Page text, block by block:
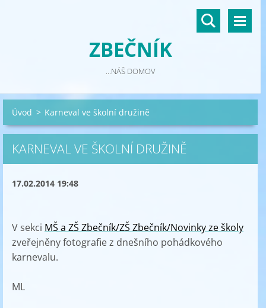
ZBEČNÍK
...NÁŠ DOMOV
Úvod > Karneval ve školní družině
KARNEVAL VE ŠKOLNÍ DRUŽINĚ
17.02.2014 19:48
V sekci MŠ a ZŠ Zbečník/ZŠ Zbečník/Novinky ze školy
zveřejněny fotografie z dnešního pohádkového
karnevalu.
ML